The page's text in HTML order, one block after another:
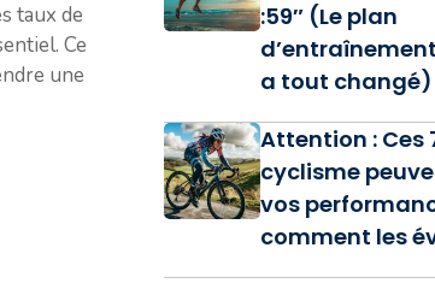
taux de
Ce
une
:59″ (Le plan
a tout changé)
Attention : Ces
cyclisme
vos
comment les